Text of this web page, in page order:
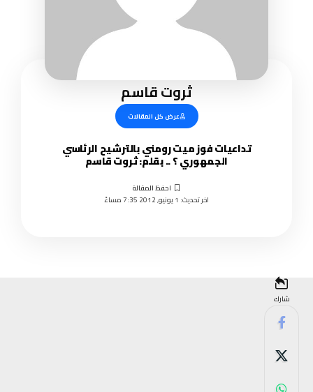
ثروت قاسم
عرض كل المقالات
تداعيات فوز ميت رومني بالترشيح الرئاسي
الجمهوري ؟ .. بقلم: ثروت قاسم
اخر تحديث: 1 يونيو, 2012 7:35 مساءً
شارك